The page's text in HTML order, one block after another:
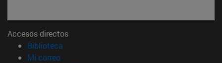
Accesos directos
Biblioteca
Mi correo(abre en nueva ventana)